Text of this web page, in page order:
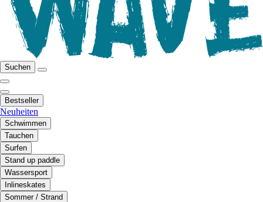
Suchen
Bestseller
Neuheiten
Schwimmen
Tauchen
Surfen
Stand up paddle
Wassersport
Inlineskates
Sommer / Strand